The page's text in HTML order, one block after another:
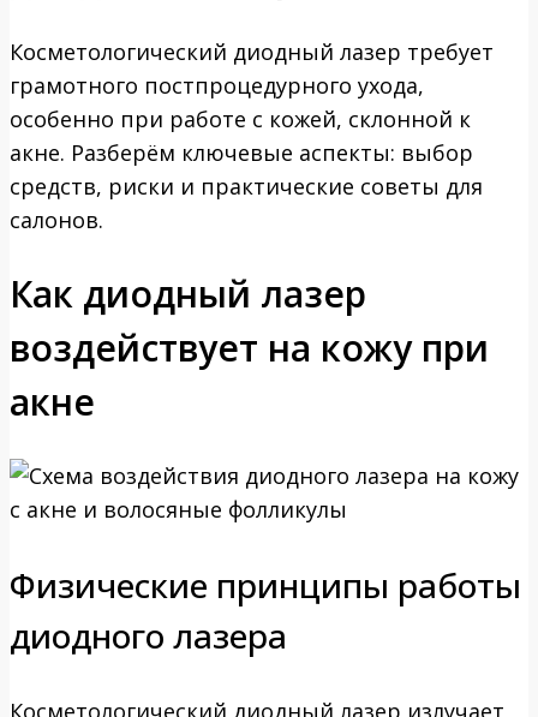
Косметологический диодный лазер требует
грамотного постпроцедурного ухода,
особенно при работе с кожей, склонной к
акне. Разберём ключевые аспекты: выбор
средств, риски и практические советы для
салонов.
Как диодный лазер
воздействует на кожу при
акне
Физические принципы работы
диодного лазера
Косметологический диодный лазер излучает